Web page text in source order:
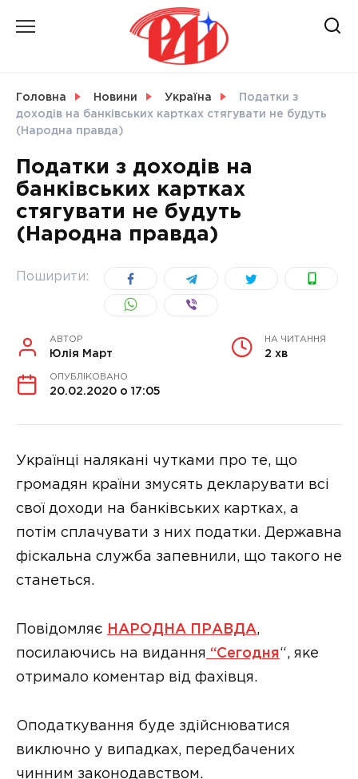
СВІТ
УКРАЇНА
Головна Новини Україна
Податки з
доходів на банківських картках стягувати не будуть
(Народна правда)
Податки з доходів на
банківських картках
стягувати не будуть
(Народна правда)
Поширити:
АВТОР
Юлія Март
НА ЧИТАННЯ
2 хв
ОПУБЛІКОВАНО
20.02.2020 о 17:05
Українці налякані чутками про те, що
громадян країни змусять декларувати всі
свої доходи на банківських картках, а
потім сплачувати з них податки. Державна
фіскальна служба запевнили, що такого не
станеться.
Повідомляє НАРОДНА ПРАВДА,
посилаючись на видання “Сегодня“, яке
отримало коментар від фахівця.
Оподаткування буде здійснюватися
виключно у випадках, передбачених
чинним законодавством.